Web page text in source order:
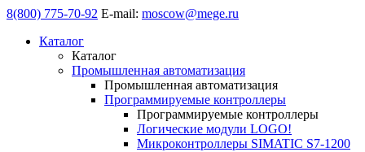
8(800) 775-70-92 E-mail: moscow@mege.ru
Каталог
Каталог
Промышленная автоматизация
Промышленная автоматизация
Программируемые контроллеры
Программируемые контроллеры
Логические модули LOGO!
Микроконтроллеры SIMATIC S7-1200